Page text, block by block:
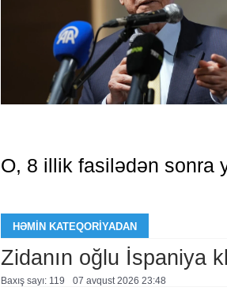
O, 8 illik fasilədən sonra
HƏMIN KATEQORIYADAN
Zidanın oğlu İspaniya
Baxış sayı: 119 07 avqust 2026 23:48